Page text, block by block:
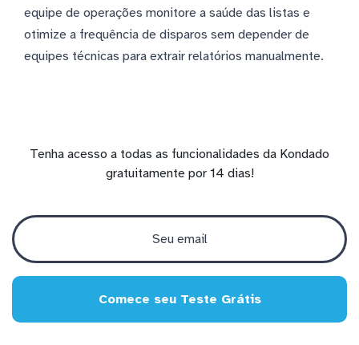
equipe de operações monitore a saúde das listas e
otimize a frequência de disparos sem depender de
equipes técnicas para extrair relatórios manualmente.
Tenha acesso a todas as funcionalidades da Kondado
gratuitamente por 14 dias!
Comece seu Teste Grátis